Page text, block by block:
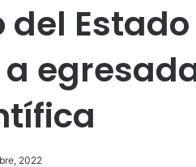
del
2022